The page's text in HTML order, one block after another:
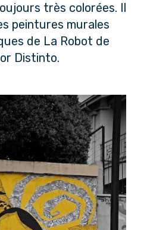
très colorées. Il
peintures murales
de La Robot de
Distinto.